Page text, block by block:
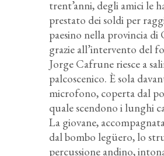
trent’anni, degli amici le
prestato dei soldi per
paesino nella provincia di
grazie all’intervento del
Jorge Cafrune riesce a
palcoscenico. È sola
microfono, coperta dal
quale scendono i lunghi
La giovane,
dal bombo legüero, lo
percussione andino,